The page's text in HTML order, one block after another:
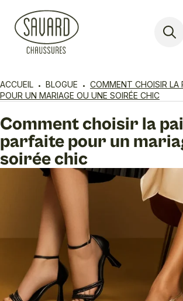
ACCUEIL BLOGUE
COMMENT CHOISIR LA
POUR UN MARIAGE OU UNE SOIRÉE CHIC
Comment choisir la
parfaite pour un
soirée chic